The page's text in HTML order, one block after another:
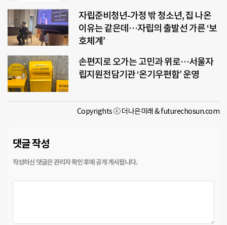
자립준비청년-가정 밖 청소년, 집 나온
이유는 같은데…자립의 출발선 가른 ‘보
호체계’
손편지로 오가는 고민과 위로…서울자
립지원전담기관 ‘온기우편함’ 운영
Copyrights ⓒ 더나은미래 & futurechosun.com
댓글 작성